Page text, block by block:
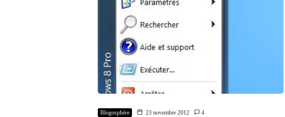
Blogosphère 23 novembre 2012 4